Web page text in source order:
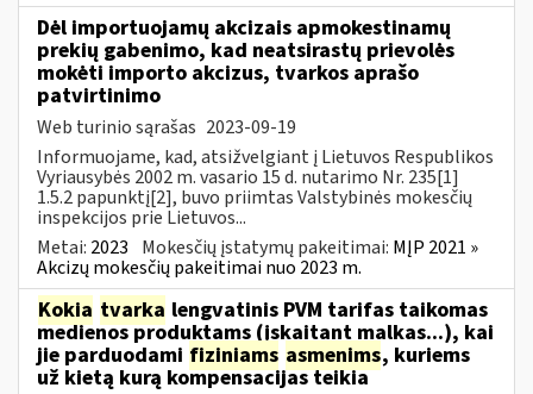
Dėl importuojamų akcizais apmokestinamų
prekių gabenimo, kad neatsirastų prievolės
mokėti importo akcizus, tvarkos aprašo
patvirtinimo
Web turinio sąrašas 2023-09-19
Informuojame, kad, atsižvelgiant į Lietuvos Respublikos
Vyriausybės 2002 m. vasario 15 d. nutarimo Nr. 235[1]
1.5.2 papunktį[2], buvo priimtas Valstybinės mokesčių
inspekcijos prie Lietuvos...
Metai: 2023 Mokesčių įstatymų pakeitimai: MĮP 2021 »
Akcizų mokesčių pakeitimai nuo 2023 m.
Kokia tvarka lengvatinis PVM tarifas taikomas
medienos produktams (įskaitant malkas...), kai
jie parduodami fiziniams asmenims, kuriems
už kietą kurą kompensacijas teikia